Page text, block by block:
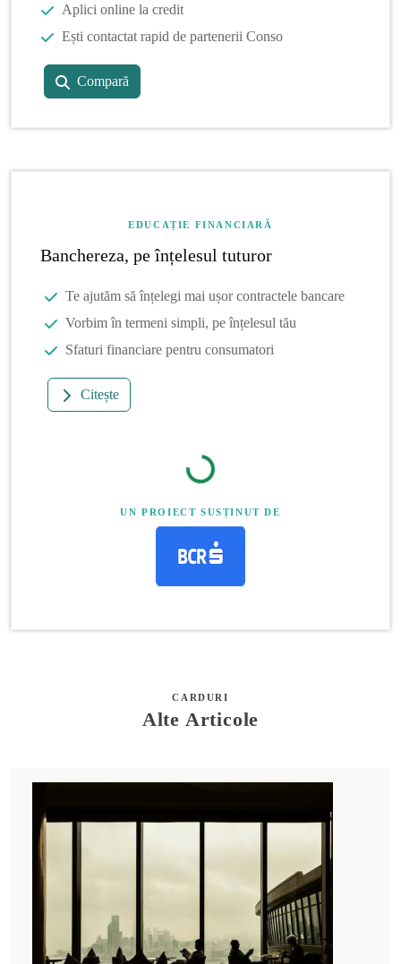
Aplici online la credit
Ești contactat rapid de partenerii Conso
Compară
EDUCAȚIE FINANCIARĂ
Banchereza, pe înțelesul tuturor
Te ajutăm să înțelegi mai ușor contractele bancare
Vorbim în termeni simpli, pe înțelesul tău
Sfaturi financiare pentru consumatori
Citește
UN PROIECT SUSȚINUT DE
CARDURI
Alte Articole